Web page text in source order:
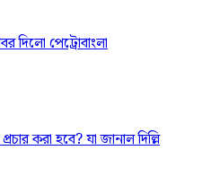
দিলো পেট্রোবাংলা
করা হবে? যা জানাল দিল্লি